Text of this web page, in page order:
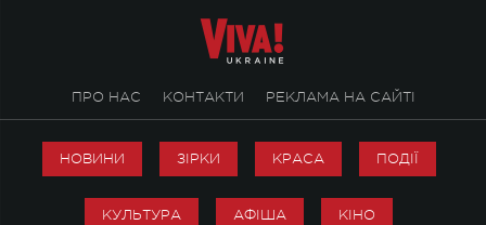
ПРО НАС КОНТАКТИ РЕКЛАМА НА САЙТІ
НОВИНИ ЗІРКИ КРАСА ПОДІЇ
КУЛЬТУРА АФІША КІНО